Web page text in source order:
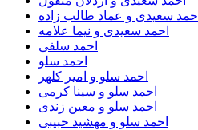
احمد سعیدی و عماد طالب زاده
احمد سعیدی و نیما علامه
احمد سلفی
احمد سلو
احمد سلو و امیر کلهر
احمد سلو و سینا کرمی
احمد سلو و معین زندی
احمد سلو و مهشید حبیبی